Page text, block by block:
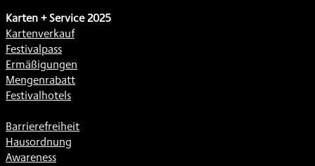
Karten + Service 2025
Kartenverkauf
Festivalpass
Ermäßigungen
Mengenrabatt
Festivalhotels
Barrierefreiheit
Hausordnung
Awareness